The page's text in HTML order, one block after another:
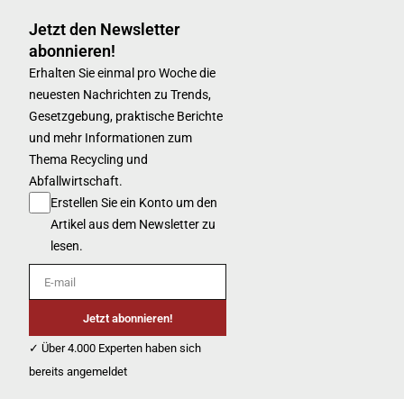
Jetzt den Newsletter
abonnieren!
Erhalten Sie einmal pro Woche die
neuesten Nachrichten zu Trends,
Gesetzgebung, praktische Berichte
und mehr Informationen zum
Thema Recycling und
Abfallwirtschaft.
Erstellen Sie ein Konto um den
Artikel aus dem Newsletter zu
lesen.
E-mail
Jetzt abonnieren!
✓ Über 4.000 Experten haben sich
bereits angemeldet